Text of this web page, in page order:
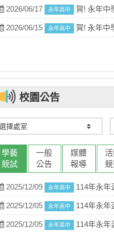
2026/06/17 永年高中 賀! 永年中學參加
2026/06/15 永年高中 賀! 永年中學籃
校園公告
學藝
競試
一般
公告
媒體
報導
2025/12/09 永年高中 114年永年
2025/12/05 永年高中 114年永年
2025/12/05 永年高中 114年永年